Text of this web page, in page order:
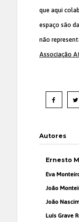
que aqui
espaço são
não
Associação
Autores
Ernesto
Eva
João
João
Luís Grave